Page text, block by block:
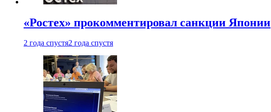
«Ростех» прокомментировал санкции Японии
2 года спустя2 года спустя